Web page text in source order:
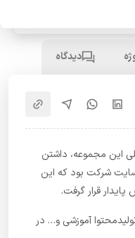
دیدگاه
این مجموعه، داشتن
شرکت بود که این
قرار گرفت.
آموزشی و… در